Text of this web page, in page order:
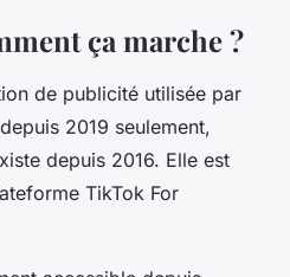
ça marche ?
de publicité utilisée par
2019 seulement,
depuis 2016. Elle est
TikTok For